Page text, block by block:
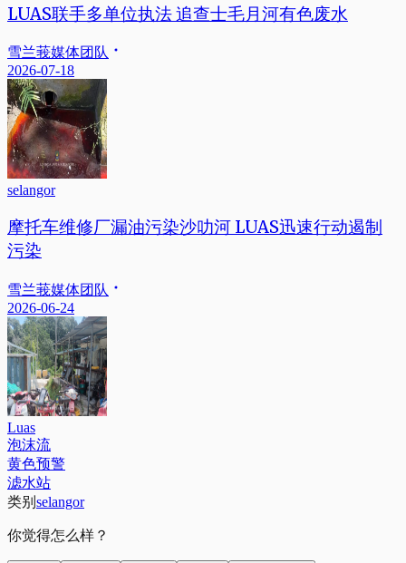
LUAS联手多单位执法 追查士毛月河有色废水
雪兰莪媒体团队
2026-07-18
selangor
摩托车维修厂漏油污染沙叻河 LUAS迅速行动遏制
污染
雪兰莪媒体团队
2026-06-24
Luas
泡沫流
黄色预警
滤水站
类别 selangor
你觉得怎么样？